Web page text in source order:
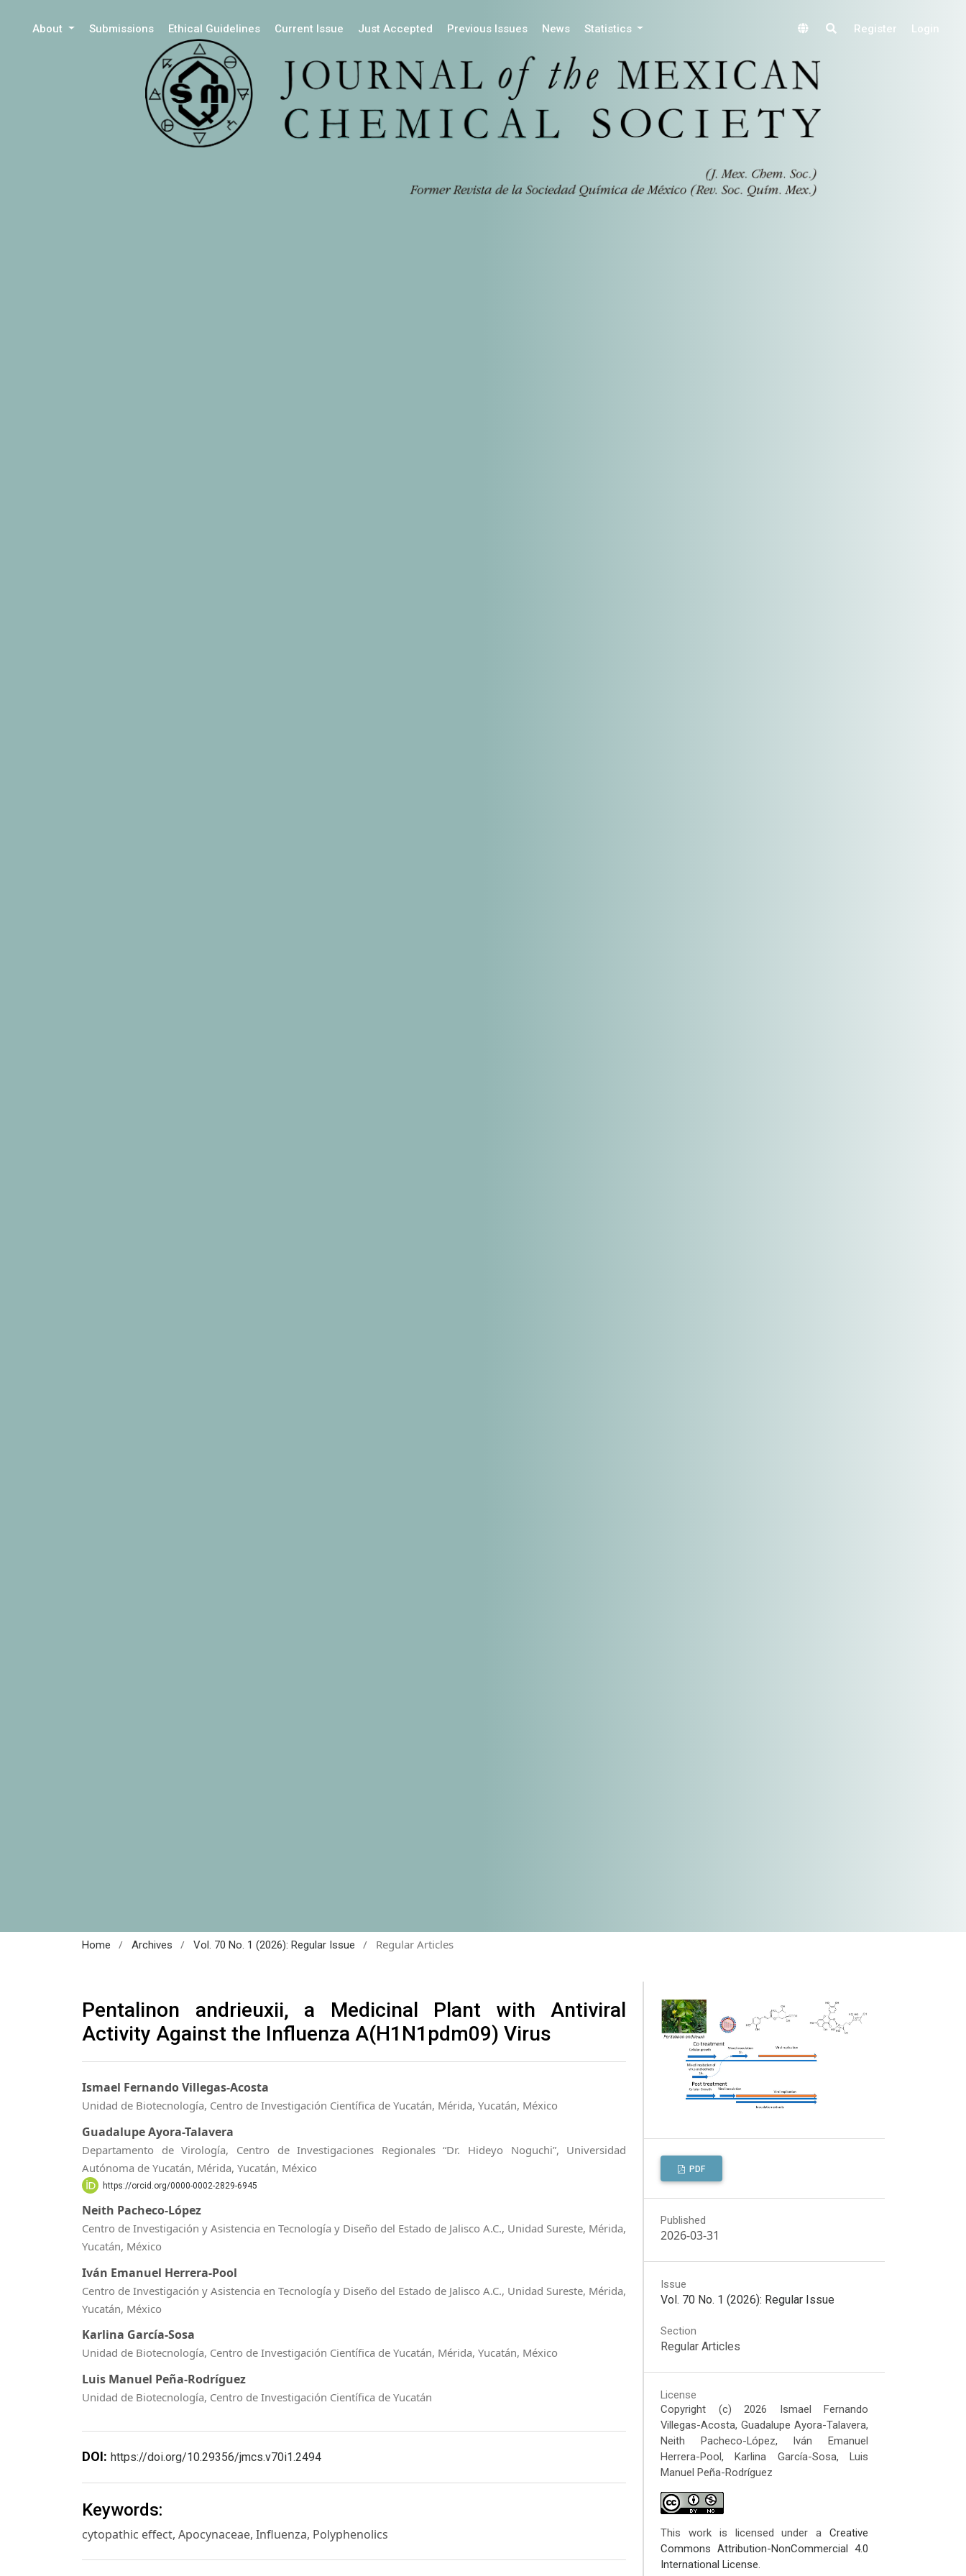
About Submissions Ethical Guidelines Current Issue Just Accepted Previous Issues News Statistics Register Login
Home / Archives / Vol. 70 No. 1 (2026): Regular Issue / Regular Articles
Pentalinon andrieuxii, a Medicinal Plant with Antiviral
Activity Against the Influenza A(H1N1pdm09) Virus
Ismael Fernando Villegas-Acosta
Unidad de Biotecnología, Centro de Investigación Científica de Yucatán, Mérida, Yucatán, México
Guadalupe Ayora-Talavera
Departamento de Virología, Centro de Investigaciones Regionales “Dr. Hideyo Noguchi”, Universidad
Autónoma de Yucatán, Mérida, Yucatán, México
https://orcid.org/0000-0002-2829-6945
Neith Pacheco-López
Centro de Investigación y Asistencia en Tecnología y Diseño del Estado de Jalisco A.C., Unidad Sureste, Mérida,
Yucatán, México
Iván Emanuel Herrera-Pool
Centro de Investigación y Asistencia en Tecnología y Diseño del Estado de Jalisco A.C., Unidad Sureste, Mérida,
Yucatán, México
Karlina García-Sosa
Unidad de Biotecnología, Centro de Investigación Científica de Yucatán, Mérida, Yucatán, México
Luis Manuel Peña-Rodríguez
Unidad de Biotecnología, Centro de Investigación Científica de Yucatán
DOI: https://doi.org/10.29356/jmcs.v70i1.2494
Keywords:
cytopathic effect, Apocynaceae, Influenza, Polyphenolics
PDF
Published
2026-03-31
Issue
Vol. 70 No. 1 (2026): Regular Issue
Section
Regular Articles
License
Copyright (c) 2026 Ismael Fernando
Villegas-Acosta, Guadalupe Ayora-Talavera,
Neith Pacheco-López, Iván Emanuel
Herrera-Pool, Karlina García-Sosa, Luis
Manuel Peña-Rodríguez
This work is licensed under aCreative
Commons Attribution-NonCommercial 4.0
International License.